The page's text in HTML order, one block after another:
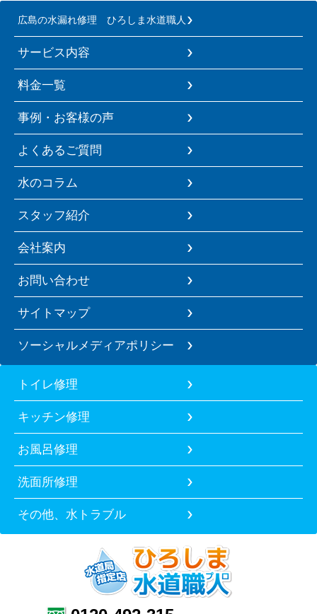
広島の水漏れ修理 ひろしま水道職人
サービス内容
料金一覧
事例・お客様の声
よくあるご質問
水のコラム
スタッフ紹介
会社案内
お問い合わせ
サイトマップ
ソーシャルメディアポリシー
トイレ修理
キッチン修理
お風呂修理
洗面所修理
その他、水トラブル